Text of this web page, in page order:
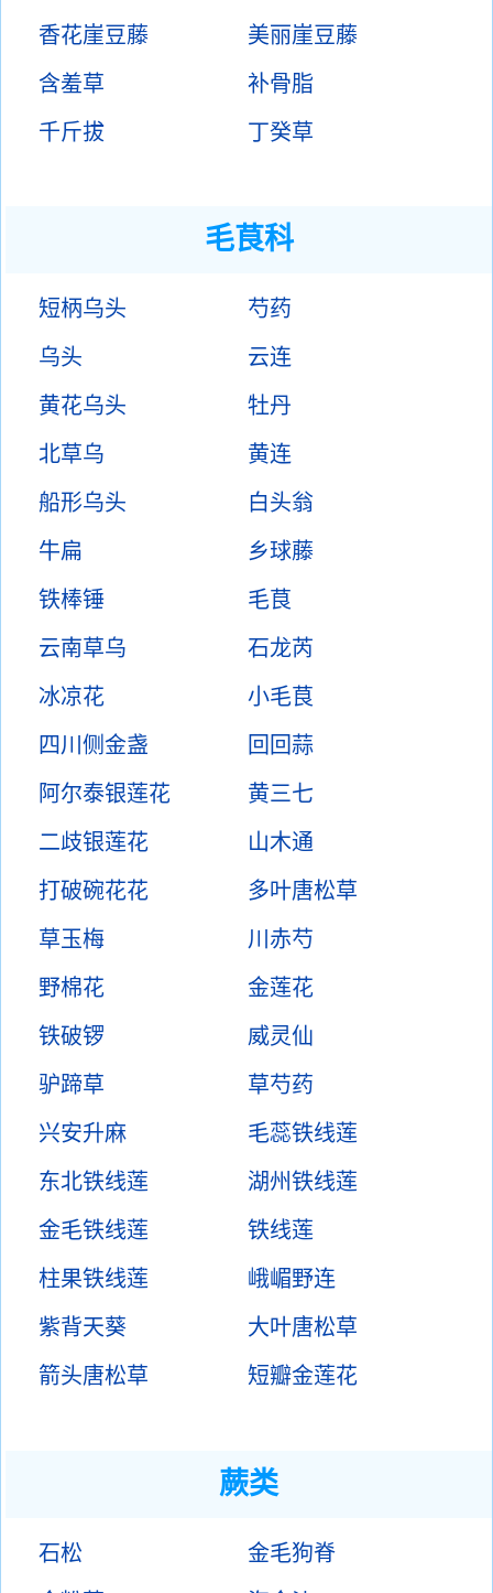
香花崖豆藤
美丽崖豆藤
含羞草
补骨脂
千斤拔
丁癸草
毛茛科
短柄乌头
芍药
乌头
云连
黄花乌头
牡丹
北草乌
黄连
船形乌头
白头翁
牛扁
乡球藤
铁棒锤
毛茛
云南草乌
石龙芮
冰凉花
小毛茛
四川侧金盏
回回蒜
阿尔泰银莲花
黄三七
二歧银莲花
山木通
打破碗花花
多叶唐松草
草玉梅
川赤芍
野棉花
金莲花
铁破锣
威灵仙
驴蹄草
草芍药
兴安升麻
毛蕊铁线莲
东北铁线莲
湖州铁线莲
金毛铁线莲
铁线莲
柱果铁线莲
峨嵋野连
紫背天葵
大叶唐松草
箭头唐松草
短瓣金莲花
蕨类
石松
金毛狗脊